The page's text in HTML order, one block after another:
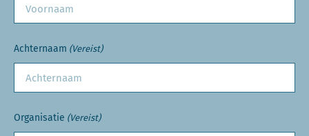
Achternaam (Vereist)
Organisatie (Vereist)